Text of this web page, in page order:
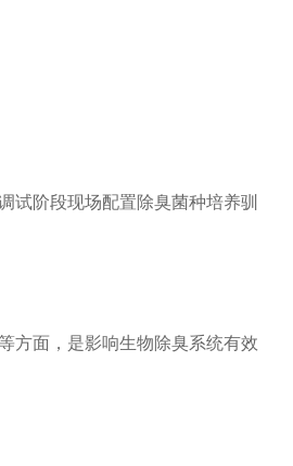
试阶段现场配置除臭菌种培养驯
方面，是影响生物除臭系统有效